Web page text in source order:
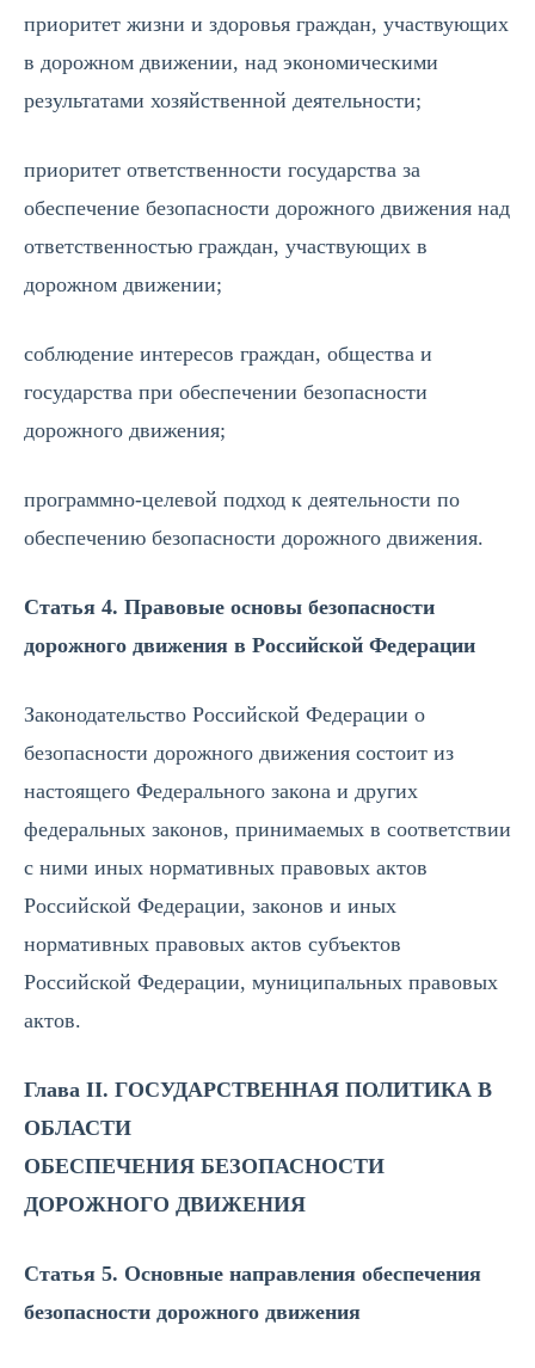
приоритет жизни и здоровья граждан, участвующих
в дорожном движении, над экономическими
результатами хозяйственной деятельности;
приоритет ответственности государства за
обеспечение безопасности дорожного движения над
ответственностью граждан, участвующих в
дорожном движении;
соблюдение интересов граждан, общества и
государства при обеспечении безопасности
дорожного движения;
программно-целевой подход к деятельности по
обеспечению безопасности дорожного движения.
Статья 4. Правовые основы безопасности
дорожного движения в Российской Федерации
Законодательство Российской Федерации о
безопасности дорожного движения состоит из
настоящего Федерального закона и других
федеральных законов, принимаемых в соответствии
с ними иных нормативных правовых актов
Российской Федерации, законов и иных
нормативных правовых актов субъектов
Российской Федерации, муниципальных правовых
актов.
Глава II. ГОСУДАРСТВЕННАЯ ПОЛИТИКА В
ОБЛАСТИ
ОБЕСПЕЧЕНИЯ БЕЗОПАСНОСТИ
ДОРОЖНОГО ДВИЖЕНИЯ
Статья 5. Основные направления обеспечения
безопасности дорожного движения